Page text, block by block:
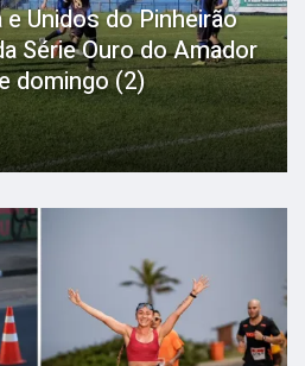
e Unidos do Pinheirão
Série Ouro do Amador
domingo (2)